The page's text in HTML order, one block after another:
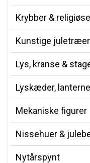
Krybber &
Kunstige
Lys, kranse &
Lyskæder,
Mekaniske figurer
Nissehuer &
Nytårspynt